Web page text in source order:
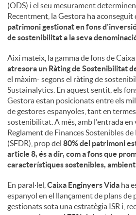
(ODS) i el seu mesurament
Recentment, la Gestora ha aconseguit
patrimoni gestionat en fons
de sostenibilitat a la seva
Així mateix, la gamma de fons de
atresora un Ràting de Sostenibilitat
el màxim- segons el ràting de
Sustainalytics. En aquest sentit, els
Gestora estan posicionats entre els
de gestores espanyoles, tant en
sostenibilitat. A més, amb l'entrada en
Reglament de Finances Sostenibles
(SFDR), prop del 80% del patrimoni
article 8, és a dir, com a fons que
característiques sostenibles,
En paral·lel, Caixa Enginyers Vida ha
espanyol en el llançament de plans de
gestionats sota una estratègia ISR i,